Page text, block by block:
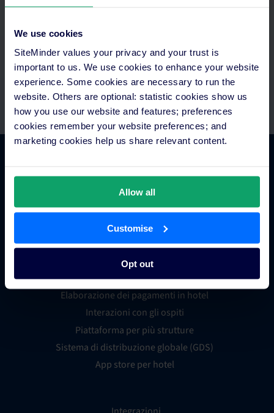
We use cookies
SiteMinder values your privacy and your trust is
important to us. We use cookies to enhance your website
experience. Some cookies are necessary to run the
website. Others are optional: statistic cookies show us
how you use our website and features; preferences
cookies remember your website preferences; and
marketing cookies help us share relevant content.
Allow all
Customise
Opt out
Configura i pagamenti automatici e integra tutto alla tecnologia
Channel manager per hotel
Motore di prenotazione
Strumento per siti web
Business intelligence per hotel
Metaricerca per hotel
Elaborazione dei pagamenti in hotel
Interazioni con gli ospiti
Piattaforma per più strutture
Sistema di distribuzione globale (GDS)
App store per hotel